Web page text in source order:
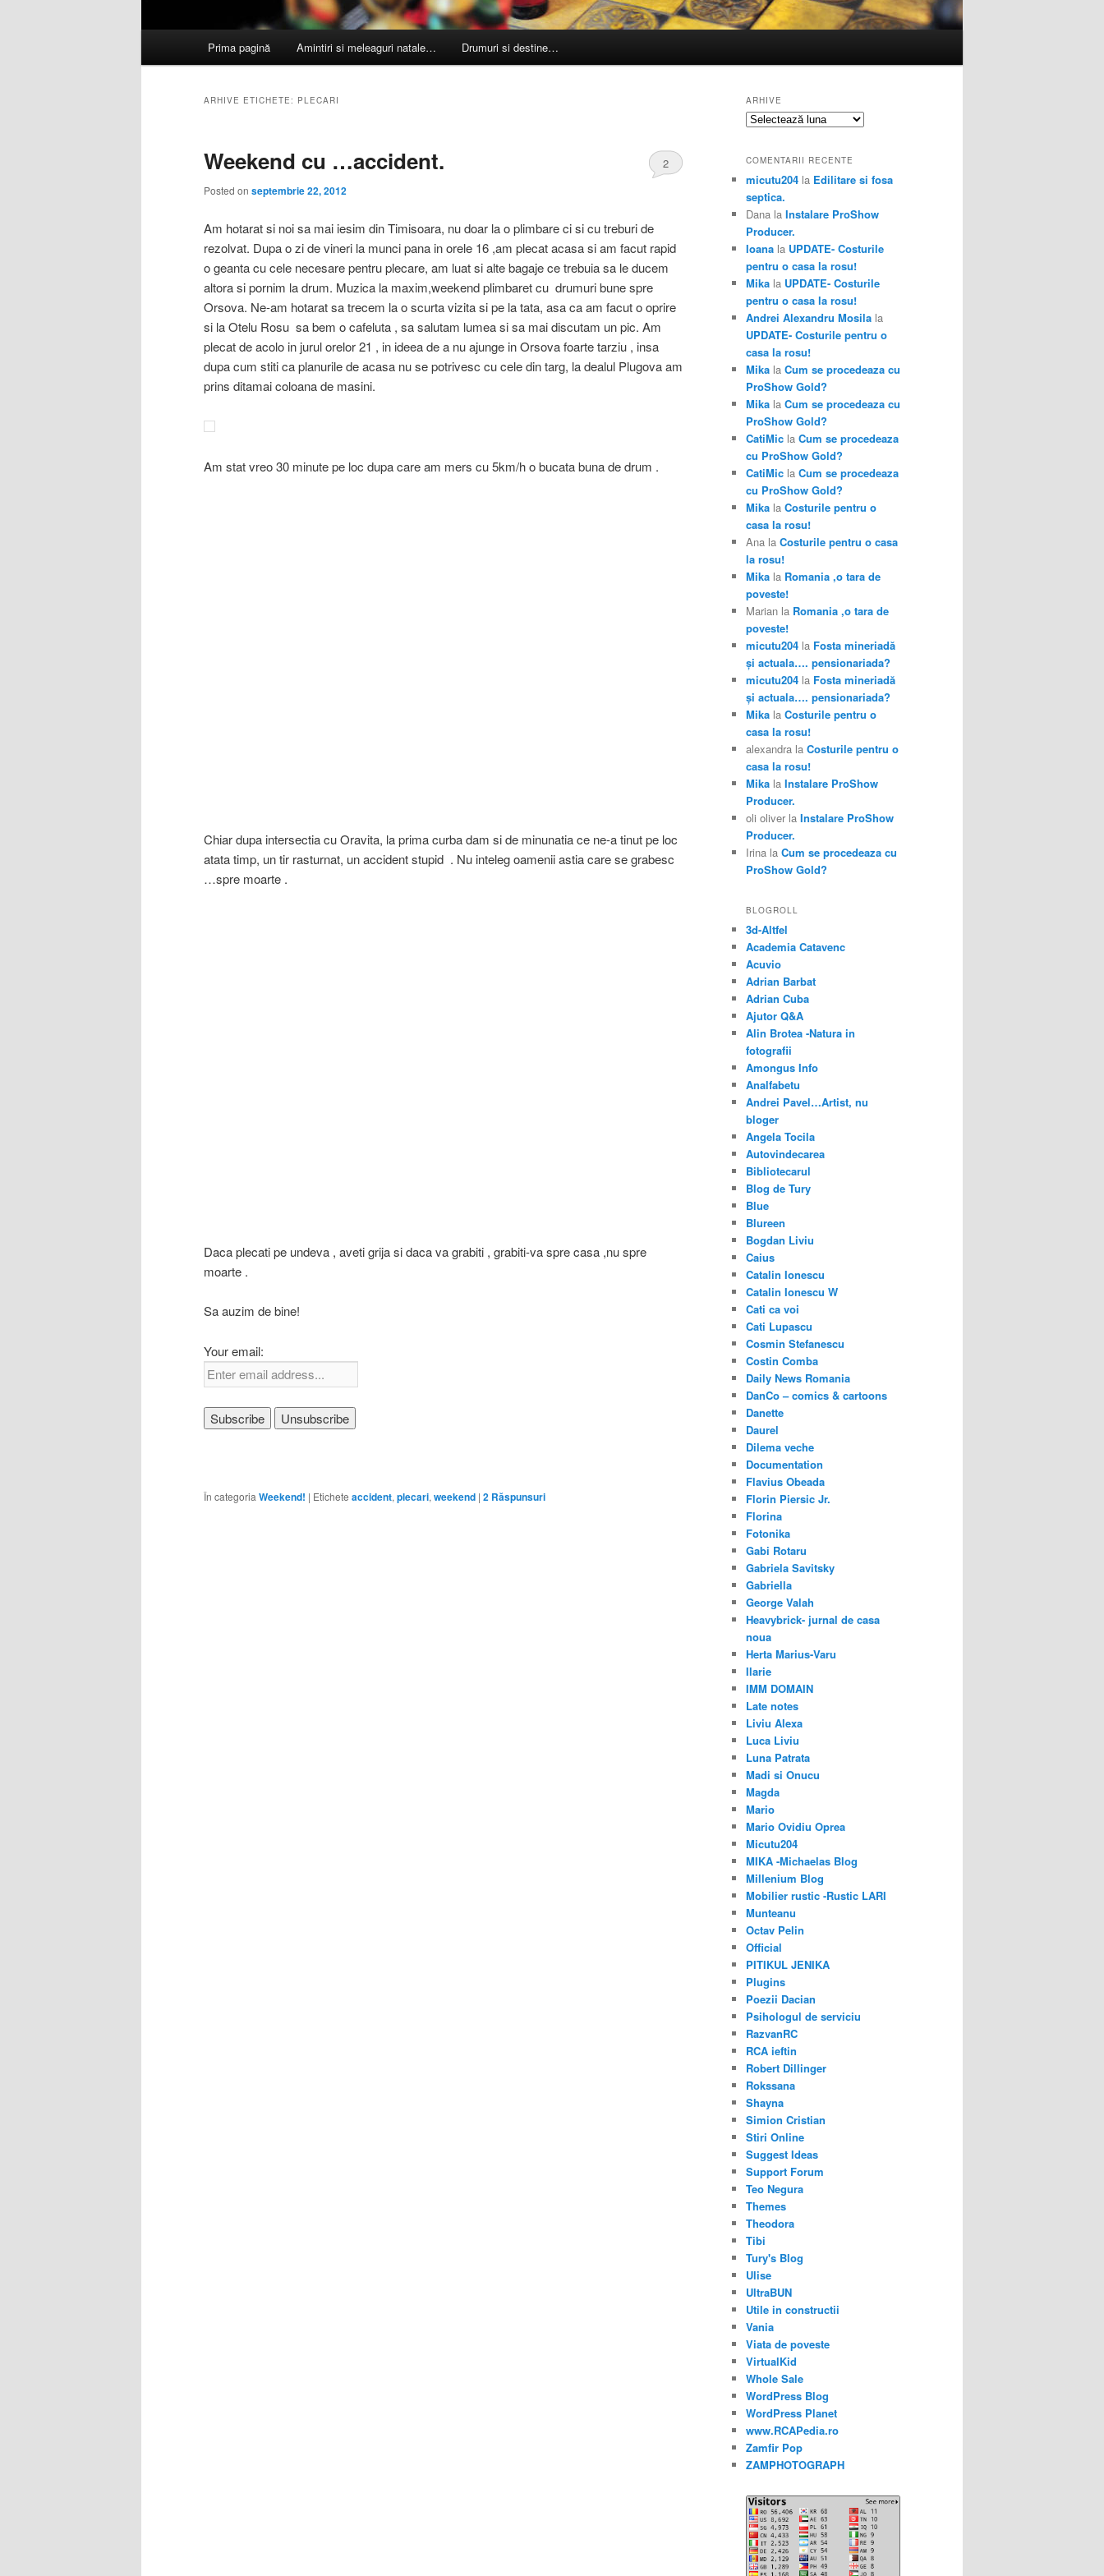
Prima pagină Amintiri si meleaguri natale… Drumuri si destine…
ARHIVE ETICHETE: PLECARI
Weekend cu …accident.
Posted on septembrie 22, 2012
2
Am hotarat si noi sa mai iesim din Timisoara, nu doar la o plimbare ci si cu treburi de
rezolvat. Dupa o zi de vineri la munci pana in orele 16 ,am plecat acasa si am facut rapid
o geanta cu cele necesare pentru plecare, am luat si alte bagaje ce trebuia sa le ducem
altora si pornim la drum. Muzica la maxim,weekend plimbaret cu drumuri bune spre
Orsova. Ne-am hotarat sa trecem la o scurta vizita si pe la tata, asa ca am facut o oprire
si la Otelu Rosu sa bem o cafeluta , sa salutam lumea si sa mai discutam un pic. Am
plecat de acolo in jurul orelor 21 , in ideea de a nu ajunge in Orsova foarte tarziu , insa
dupa cum stiti ca planurile de acasa nu se potrivesc cu cele din targ, la dealul Plugova am
prins ditamai coloana de masini.
Am stat vreo 30 minute pe loc dupa care am mers cu 5km/h o bucata buna de drum .
Chiar dupa intersectia cu Oravita, la prima curba dam si de minunatia ce ne-a tinut pe loc
atata timp, un tir rasturnat, un accident stupid . Nu inteleg oamenii astia care se grabesc
…spre moarte .
Daca plecati pe undeva , aveti grija si daca va grabiti , grabiti-va spre casa ,nu spre
moarte .
Sa auzim de bine!
Your email:
În categoria Weekend! | Etichete accident, plecari, weekend | 2 Răspunsuri
ARHIVE
Arhive
COMENTARII RECENTE
micutu204 la Edilitare si fosa
septica.
Dana la Instalare ProShow
Producer.
Ioana la UPDATE- Costurile
pentru o casa la rosu!
Mika la UPDATE- Costurile
pentru o casa la rosu!
Andrei Alexandru Mosila la
UPDATE- Costurile pentru o
casa la rosu!
Mika la Cum se procedeaza cu
ProShow Gold?
Mika la Cum se procedeaza cu
ProShow Gold?
CatiMic la Cum se procedeaza
cu ProShow Gold?
CatiMic la Cum se procedeaza
cu ProShow Gold?
Mika la Costurile pentru o
casa la rosu!
Ana la Costurile pentru o casa
la rosu!
Mika la Romania ,o tara de
poveste!
Marian la Romania ,o tara de
poveste!
micutu204 la Fosta mineriadă
şi actuala…. pensionariada?
micutu204 la Fosta mineriadă
şi actuala…. pensionariada?
Mika la Costurile pentru o
casa la rosu!
alexandra la Costurile pentru o
casa la rosu!
Mika la Instalare ProShow
Producer.
oli oliver la Instalare ProShow
Producer.
Irina la Cum se procedeaza cu
ProShow Gold?
BLOGROLL
3d-Altfel
Academia Catavenc
Acuvio
Adrian Barbat
Adrian Cuba
Ajutor Q&A
Alin Brotea -Natura in
fotografii
Amongus Info
Analfabetu
Andrei Pavel…Artist, nu
bloger
Angela Tocila
Autovindecarea
Bibliotecarul
Blog de Tury
Blue
Blureen
Bogdan Liviu
Caius
Catalin Ionescu
Catalin Ionescu W
Cati ca voi
Cati Lupascu
Cosmin Stefanescu
Costin Comba
Daily News Romania
DanCo – comics & cartoons
Danette
Daurel
Dilema veche
Documentation
Flavius Obeada
Florin Piersic Jr.
Florina
Fotonika
Gabi Rotaru
Gabriela Savitsky
Gabriella
George Valah
Heavybrick- jurnal de casa
noua
Herta Marius-Varu
Ilarie
IMM DOMAIN
Late notes
Liviu Alexa
Luca Liviu
Luna Patrata
Madi si Onucu
Magda
Mario
Mario Ovidiu Oprea
Micutu204
MIKA -Michaelas Blog
Millenium Blog
Mobilier rustic -Rustic LARI
Munteanu
Octav Pelin
Official
PITIKUL JENIKA
Plugins
Poezii Dacian
Psihologul de serviciu
RazvanRC
RCA ieftin
Robert Dillinger
Rokssana
Shayna
Simion Cristian
Stiri Online
Suggest Ideas
Support Forum
Teo Negura
Themes
Theodora
Tibi
Tury's Blog
Ulise
UltraBUN
Utile in constructii
Vania
Viata de poveste
VirtualKid
Whole Sale
WordPress Blog
WordPress Planet
www.RCAPedia.ro
Zamfir Pop
ZAMPHOTOGRAPH